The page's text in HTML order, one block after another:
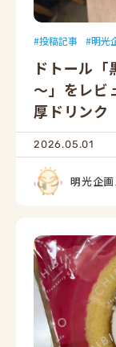
投稿記事 明光
ドトール
～」をレビ
厚ドリンク
2026.05.01
明光企